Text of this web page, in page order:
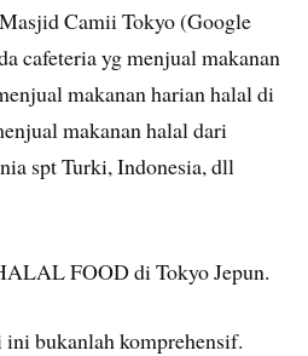
Camii Tokyo (Google
cafeteria yg menjual makanan
makanan harian halal di
makanan halal dari
spt Turki, Indonesia, dll
FOOD di Tokyo Jepun.
bukanlah komprehensif.